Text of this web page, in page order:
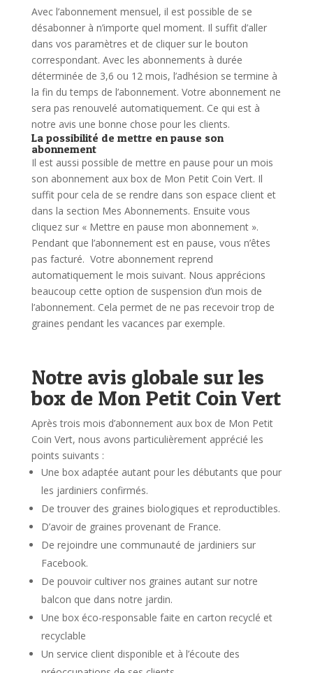
Avec l’abonnement mensuel, il est possible de se
désabonner à n’importe quel moment. Il suffit d’aller
dans vos paramètres et de cliquer sur le bouton
correspondant. Avec les abonnements à durée
déterminée de 3,6 ou 12 mois, l’adhésion se termine à
la fin du temps de l’abonnement. Votre abonnement ne
sera pas renouvelé automatiquement. Ce qui est à
notre avis une bonne chose pour les clients.
La possibilité de mettre en pause son
abonnement
Il est aussi possible de mettre en pause pour un mois
son abonnement aux box de Mon Petit Coin Vert. Il
suffit pour cela de se rendre dans son espace client et
dans la section Mes Abonnements. Ensuite vous
cliquez sur « Mettre en pause mon abonnement ».
Pendant que l’abonnement est en pause, vous n’êtes
pas facturé. Votre abonnement reprend
automatiquement le mois suivant. Nous apprécions
beaucoup cette option de suspension d’un mois de
l’abonnement. Cela permet de ne pas recevoir trop de
graines pendant les vacances par exemple.
Notre avis globale sur les
box de Mon Petit Coin Vert
Après trois mois d’abonnement aux box de Mon Petit
Coin Vert, nous avons particulièrement apprécié les
points suivants :
Une box adaptée autant pour les débutants que pour
les jardiniers confirmés.
De trouver des graines biologiques et reproductibles.
D’avoir de graines provenant de France.
De rejoindre une communauté de jardiniers sur
Facebook.
De pouvoir cultiver nos graines autant sur notre
balcon que dans notre jardin.
Une box éco-responsable faite en carton recyclé et
recyclable
Un service client disponible et à l’écoute des